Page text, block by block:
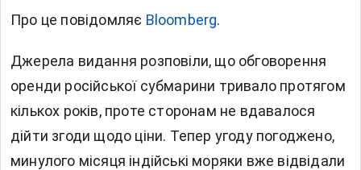
Про це повідомляє Bloomberg.
Джерела видання розповіли, що обговорення
оренди російської субмарини тривало протягом
кількох років, проте сторонам не вдавалося
дійти згоди щодо ціни. Тепер угоду погоджено,
минулого місяця індійські моряки вже відвідали